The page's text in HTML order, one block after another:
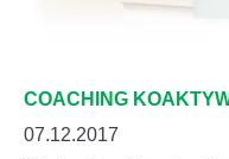
COACHING
07.12.2017